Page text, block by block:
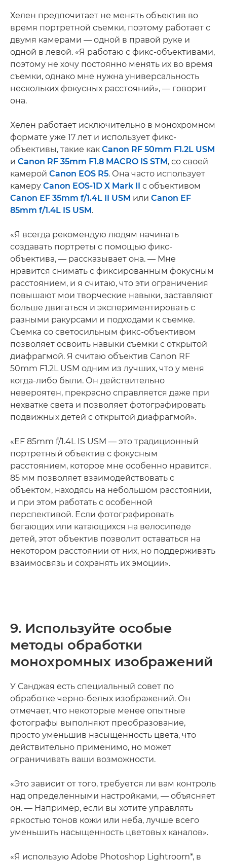
Хелен предпочитает не менять объектив во
время портретной съемки, поэтому работает с
двумя камерами — одной в правой руке и
одной в левой. «Я работаю с фикс-объективами,
поэтому не хочу постоянно менять их во время
съемки, однако мне нужна универсальность
нескольких фокусных расстояний», — говорит
она.
Хелен работает исключительно в монохромном
формате уже 17 лет и использует фикс-
объективы, такие как Canon RF 50mm F1.2L USM
и Canon RF 35mm F1.8 MACRO IS STM , со своей
камерой Canon EOS R5. Она часто использует
камеру Canon EOS-1D X Mark II
с объективом
Canon EF 35mm f/1.4L II USM или Canon EF
85mm f/1.4L IS USM .
«Я всегда рекомендую людям начинать
создавать портреты с помощью фикс-
объектива, — рассказывает она. — Мне
нравится снимать с фиксированным фокусным
расстоянием, и я считаю, что эти ограничения
повышают мои творческие навыки, заставляют
больше двигаться и экспериментировать с
разными ракурсами и подходами к съемке.
Съемка со светосильным фикс-объективом
позволяет освоить навыки съемки с открытой
диафрагмой. Я считаю объектив Canon RF
50mm F1.2L USM одним из лучших, что у меня
когда-либо были. Он действительно
невероятен, прекрасно справляется даже при
нехватке света и позволяет фотографировать
подвижных детей с открытой диафрагмой».
«EF 85mm f/1.4L IS USM — это традиционный
портретный объектив с фокусным
расстоянием, которое мне особенно нравится.
85 мм позволяет взаимодействовать с
объектом, находясь на небольшом расстоянии,
и при этом работать с особенной
перспективой. Если фотографировать
бегающих или катающихся на велосипеде
детей, этот объектив позволит оставаться на
некотором расстоянии от них, но поддерживать
взаимосвязь и сохранять их эмоции».
9. Используйте особые
методы обработки
монохромных изображений
У Санджая есть специальный совет по
обработке черно-белых изображений. Он
отмечает, что некоторые менее опытные
фотографы выполняют преобразование,
просто уменьшив насыщенность цвета, что
действительно применимо, но может
ограничивать ваши возможности.
«Это зависит от того, требуется ли вам контроль
над определенными настройками, — объясняет
он. — Например, если вы хотите управлять
яркостью тонов кожи или неба, лучше всего
уменьшить насыщенность цветовых каналов».
«Я использую Adobe Photoshop Lightroom*, в